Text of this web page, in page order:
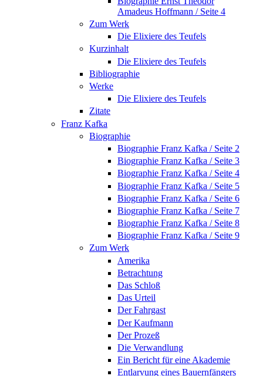
Amadeus Hoffmann / Seite 4
Zum Werk
Die Elixiere des Teufels
Kurzinhalt
Die Elixiere des Teufels
Bibliographie
Werke
Die Elixiere des Teufels
Zitate
Franz Kafka
Biographie
Biographie Franz Kafka / Seite 2
Biographie Franz Kafka / Seite 3
Biographie Franz Kafka / Seite 4
Biographie Franz Kafka / Seite 5
Biographie Franz Kafka / Seite 6
Biographie Franz Kafka / Seite 7
Biographie Franz Kafka / Seite 8
Biographie Franz Kafka / Seite 9
Zum Werk
Amerika
Betrachtung
Das Schloß
Das Urteil
Der Fahrgast
Der Kaufmann
Der Prozeß
Die Verwandlung
Ein Bericht für eine Akademie
Entlarvung eines Bauernfängers